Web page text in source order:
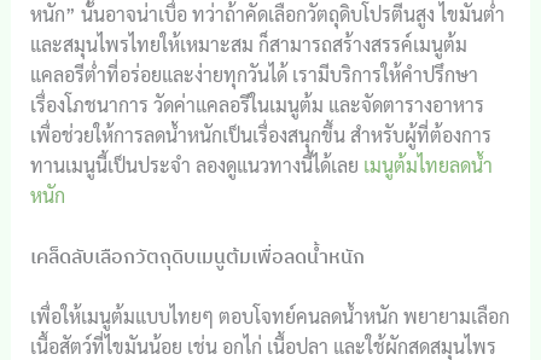
หนัก” นั้นอาจน่าเบื่อ ทว่าถ้าคัดเลือกวัตถุดิบโปรตีนสูง ไขมันต่ำ
และสมุนไพรไทยให้เหมาะสม ก็สามารถสร้างสรรค์เมนูต้ม
แคลอรีต่ำที่อร่อยและง่ายทุกวันได้ เรามีบริการให้คำปรึกษา
เรื่องโภชนาการ วัดค่าแคลอรีในเมนูต้ม และจัดตารางอาหาร
เพื่อช่วยให้การลดน้ำหนักเป็นเรื่องสนุกขึ้น สำหรับผู้ที่ต้องการ
ทานเมนูนี้เป็นประจำ ลองดูแนวทางนี้ได้เลย เมนูต้มไทยลดน้ำ
หนัก
เคล็ดลับเลือกวัตถุดิบเมนูต้มเพื่อลดน้ำหนัก
เพื่อให้เมนูต้มแบบไทยๆ ตอบโจทย์คนลดน้ำหนัก พยายามเลือก
เนื้อสัตว์ที่ไขมันน้อย เช่น อกไก่ เนื้อปลา และใช้ผักสดสมุนไพร